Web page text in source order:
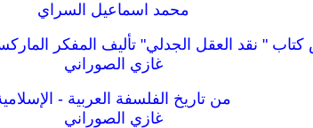
محمد اسماعيل السراي
كتاب " نقد العقل الجدلي" تأليف المفكر
غازي الصوراني
من تاريخ الفلسفة العربية -
غازي الصوراني